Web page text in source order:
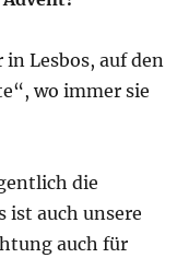
Lesbos, auf den
wo immer sie
die
ist auch unsere
auch für